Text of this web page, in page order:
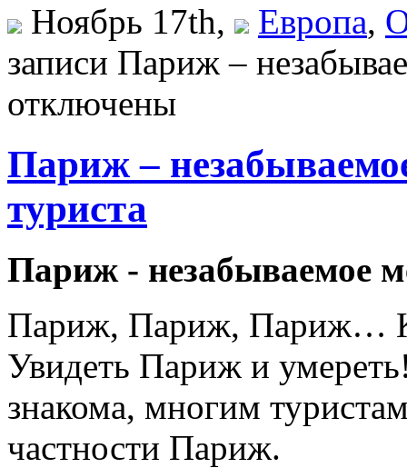
Ноябрь 17th,
Европа,
записи Париж –
отключены
Париж –
туриста
Париж - незабываемое
Париж, Париж, Париж…
Увидеть Париж и
знакома, многим
частности Париж.